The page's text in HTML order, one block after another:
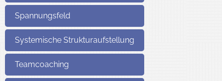
Spannungsfeld
Systemische Strukturaufstellung
Teamcoaching